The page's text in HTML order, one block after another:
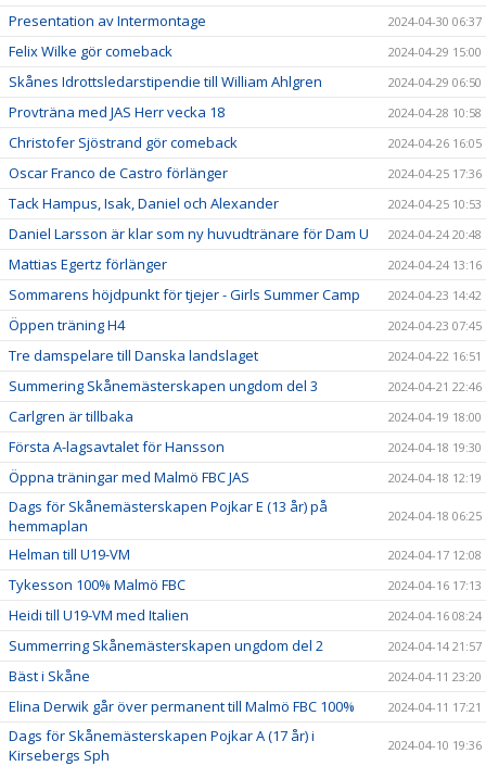
Presentation av Intermontage 2024-04-30 06:37
Felix Wilke gör comeback 2024-04-29 15:00
Skånes Idrottsledarstipendie till William Ahlgren 2024-04-29 06:50
Provträna med JAS Herr vecka 18 2024-04-28 10:58
Christofer Sjöstrand gör comeback 2024-04-26 16:05
Oscar Franco de Castro förlänger 2024-04-25 17:36
Tack Hampus, Isak, Daniel och Alexander 2024-04-25 10:53
Daniel Larsson är klar som ny huvudtränare för Dam U 2024-04-24 20:48
Mattias Egertz förlänger 2024-04-24 13:16
Sommarens höjdpunkt för tjejer - Girls Summer Camp 2024-04-23 14:42
Öppen träning H4 2024-04-23 07:45
Tre damspelare till Danska landslaget 2024-04-22 16:51
Summering Skånemästerskapen ungdom del 3 2024-04-21 22:46
Carlgren är tillbaka 2024-04-19 18:00
Första A-lagsavtalet för Hansson 2024-04-18 19:30
Öppna träningar med Malmö FBC JAS 2024-04-18 12:19
Dags för Skånemästerskapen Pojkar E (13 år) på
hemmaplan
2024-04-18 06:25
Helman till U19-VM 2024-04-17 12:08
Tykesson 100% Malmö FBC 2024-04-16 17:13
Heidi till U19-VM med Italien 2024-04-16 08:24
Summerring Skånemästerskapen ungdom del 2 2024-04-14 21:57
Bäst i Skåne 2024-04-11 23:20
Elina Derwik går över permanent till Malmö FBC 100% 2024-04-11 17:21
Dags för Skånemästerskapen Pojkar A (17 år) i
Kirsebergs Sph
2024-04-10 19:36